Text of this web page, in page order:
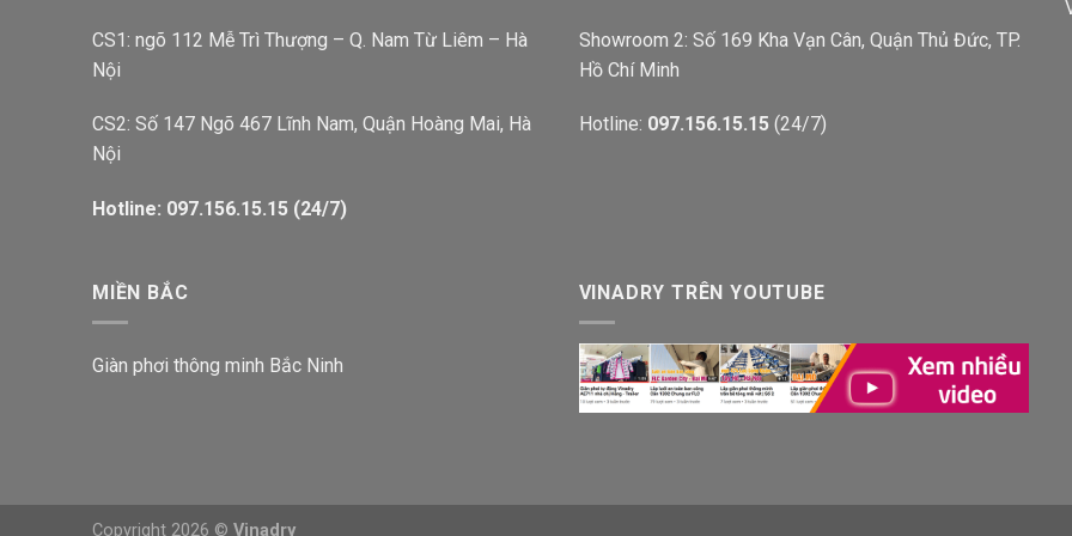
CS1: ngõ 112 Mễ Trì Thượng – Q. Nam Từ Liêm – Hà
Nội
CS2: Số 147 Ngõ 467 Lĩnh Nam, Quận Hoàng Mai, Hà
Nội
Hotline: 097.156.15.15 (24/7)
Showroom 2: Số 169 Kha Vạn Cân, Quận Thủ Đức, TP.
Hồ Chí Minh
Hotline: 097.156.15.15 (24/7)
MIỀN BẮC
Giàn phơi thông minh Bắc Ninh
VINADRY TRÊN YOUTUBE
Copyright 2026 © Vinadry